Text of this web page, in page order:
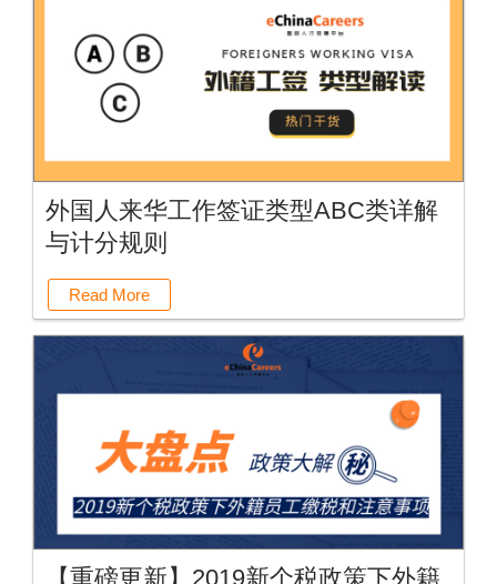
外国人来华工作签证类型ABC类详解
与计分规则
Read More
【重磅更新】2019新个税政策下外籍